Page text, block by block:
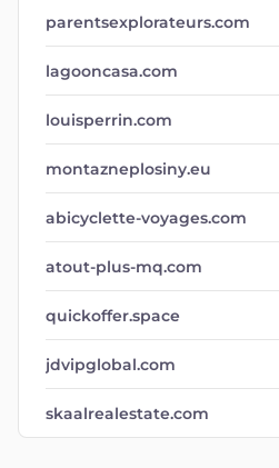
parentsexplorateurs.com
lagooncasa.com
louisperrin.com
montazneplosiny.eu
abicyclette-voyages.com
atout-plus-mq.com
quickoffer.space
jdvipglobal.com
skaalrealestate.com